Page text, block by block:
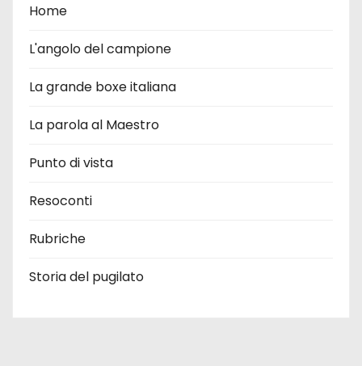
Home
L'angolo del campione
La grande boxe italiana
La parola al Maestro
Punto di vista
Resoconti
Rubriche
Storia del pugilato